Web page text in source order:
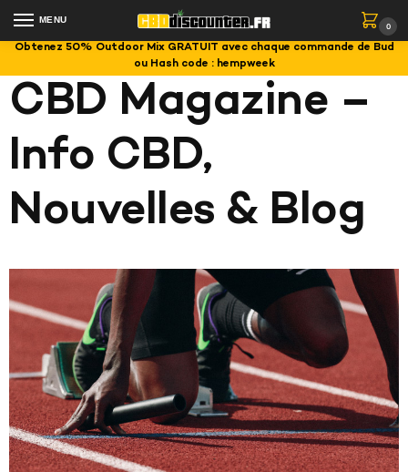
MENU
0
Obtenez 50% Outdoor Mix GRATUIT avec chaque commande de Bud
ou Hash code : hempweek
CBD Magazine –
Info CBD,
Nouvelles & Blog